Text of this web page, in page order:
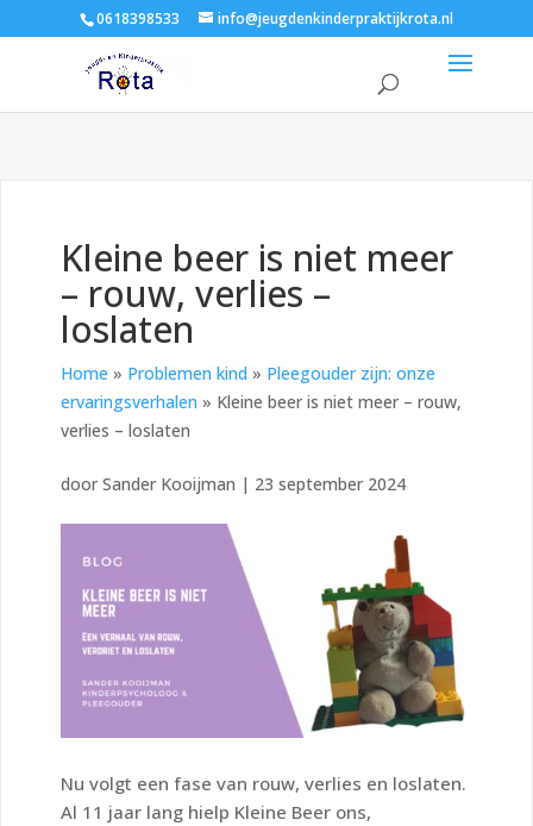
0618398533 info@jeugdenkinderpraktijkrota.nl
Kleine beer is niet meer
– rouw, verlies –
loslaten
Home » Problemen kind » Pleegouder zijn: onze
ervaringsverhalen » Kleine beer is niet meer – rouw,
verlies – loslaten
door Sander Kooijman | 23 september 2024
Nu volgt een fase van rouw, verlies en loslaten.
Al 11 jaar lang hielp Kleine Beer ons,